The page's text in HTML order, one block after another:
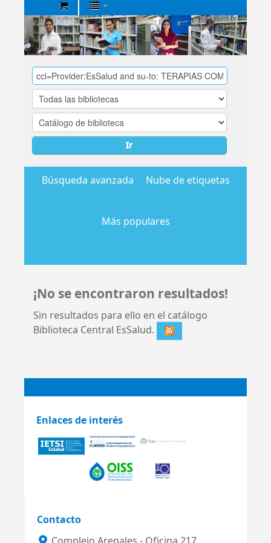
Biblioteca
Central
EsSalud
Ir
Búsqueda avanzada Nube de etiquetas
Más populares
¡No se encontraron resultados!
Sin resultados para ello en el catálogo
Biblioteca Central EsSalud.
Enlaces de interés
Contacto